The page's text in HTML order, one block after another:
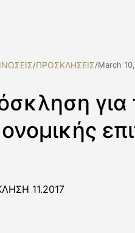
/ΠΡΟΣΚΛΗΣΕΙΣ/March
για
11.2017